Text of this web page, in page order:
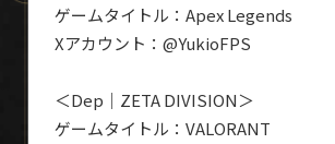
ゲームタイトル：Apex Legends
Xアカウント：@YukioFPS
＜Dep｜ZETA DIVISION＞
ゲームタイトル：VALORANT